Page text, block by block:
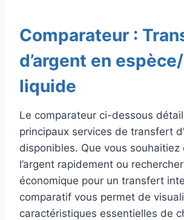
Comparateur :
d’argent en
liquide
Le comparateur ci-dessous
principaux services de transfert
disponibles. Que vous souhaitiez
l’argent rapidement ou
économique pour un transfert
comparatif vous permet de
caractéristiques essentielles de